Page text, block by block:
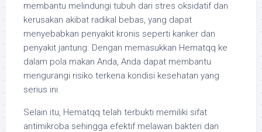
membantu melindungi tubuh dari stres oksidatif dan
kerusakan akibat radikal bebas, yang dapat
menyebabkan penyakit kronis seperti kanker dan
penyakit jantung. Dengan memasukkan Hematqq ke
dalam pola makan Anda, Anda dapat membantu
mengurangi risiko terkena kondisi kesehatan yang
serius ini.
Selain itu, Hematqq telah terbukti memiliki sifat
antimikroba sehingga efektif melawan bakteri dan